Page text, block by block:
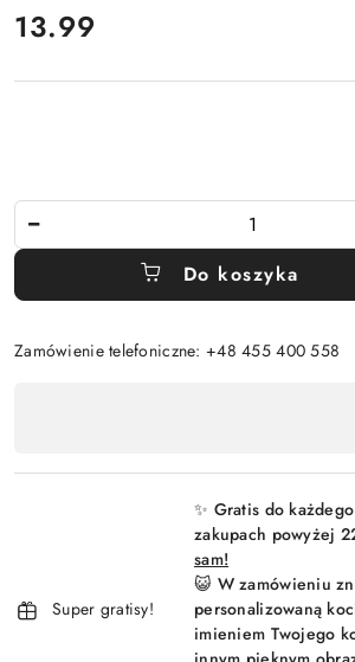
cena:
13.99
Do koszyka
Zamówienie telefoniczne: +48 455 400 558
płatność
Super gratisy!
✨ Gratis do
zakupach powyżej
sam!
😺 W zamówieniu
personalizowaną
imieniem Twojego